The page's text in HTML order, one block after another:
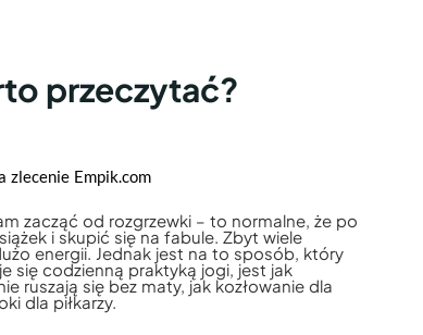
przeczytać?
zlecenie Empik.com
zacząć od rozgrzewki – to normalne, że po
i skupić się na fabule. Zbyt wiele
energii. Jednak jest na to sposób, który
się codzienną praktyką jogi, jest jak
ruszają się bez maty, jak kozłowanie dla
dla piłkarzy.